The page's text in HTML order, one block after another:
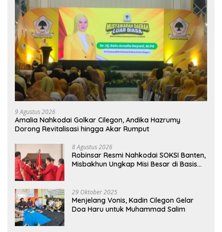
9 Agustus 2026
Amalia Nahkodai Golkar Cilegon, Andika Hazrumy
Dorong Revitalisasi hingga Akar Rumput
8 Agustus 2026
Robinsar Resmi Nahkodai SOKSI Banten,
Misbakhun Ungkap Misi Besar di Basis
29 Oktober 2025
Menjelang Vonis, Kadin Cilegon Gelar
Doa Haru untuk Muhammad Salim